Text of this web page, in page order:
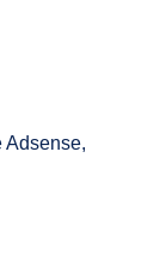
Adsense,